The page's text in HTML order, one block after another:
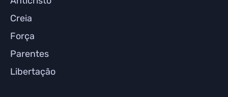
Creia
Força
Parentes
Libertação